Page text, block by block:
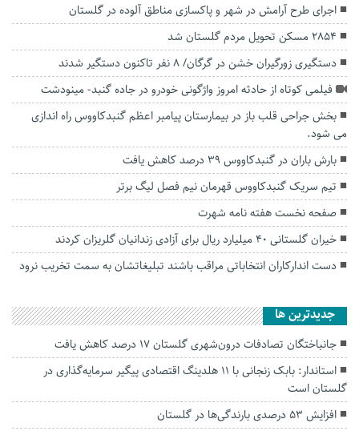
اجرای طرح آرامش در شهر و پاکسازی مناطق آلوده در گلستان
۲۸۵۴ مسکن تحویل مردم گلستان شد
دستگیری زورگیران خشن در گرگان/ 8 نفر تاکنون دستگیر شدند
فیلمی کوتاه از حادثه امروز واژگونی خودرو در جاده گنبد- مینودشت
بخش جراحی قلب باز در بیمارستان پیامبر اعظم گنبدکاووس راه اندازی
می شود.
بارش باران در گنبدکاووس ۳۹ درصد کاهش یافت
تیم سریک گنبدکاووس قهرمان نیم فصل لیگ برتر
صفحه نخست هفته نامه شهرت
خیران گلستانی ۴۰ میلیارد ریال برای آزادی زندانیان گلریزان کردند
دست اندارکاران انتخاباتی مراقب باشند تبلیغاتشان به سمت تخریب نرود
جديدترين ها
جانباختگان تصادفات درون‌شهری گلستان ۱۷ درصد کاهش یافت
استاندار: بابک زنجانی با ۱۱ هلدینگ اقتصادی پیگیر سرمایه‌گذاری در
گلستان است
افزایش ۵۳ درصدی بارندگی‌ها در گلستان